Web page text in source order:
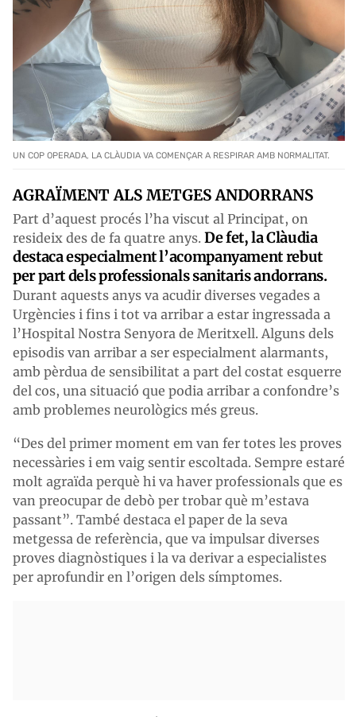
UN COP OPERADA, LA CLÀUDIA VA COMENÇAR A RESPIRAR AMB NORMALITAT.
AGRAÏMENT ALS METGES ANDORRANS
Part d’aquest procés l’ha viscut al Principat, on
resideix des de fa quatre anys. De fet, la Clàudia
destaca especialment l’acompanyament rebut
per part dels professionals sanitaris andorrans.
Durant aquests anys va acudir diverses vegades a
Urgències i fins i tot va arribar a estar ingressada a
l’Hospital Nostra Senyora de Meritxell. Alguns dels
episodis van arribar a ser especialment alarmants,
amb pèrdua de sensibilitat a part del costat esquerre
del cos, una situació que podia arribar a confondre’s
amb problemes neurològics més greus.
“Des del primer moment em van fer totes les proves
necessàries i em vaig sentir escoltada. Sempre estaré
molt agraïda perquè hi va haver professionals que es
van preocupar de debò per trobar què m’estava
passant”. També destaca el paper de la seva
metgessa de referència, que va impulsar diverses
proves diagnòstiques i la va derivar a especialistes
per aprofundir en l’origen dels símptomes.